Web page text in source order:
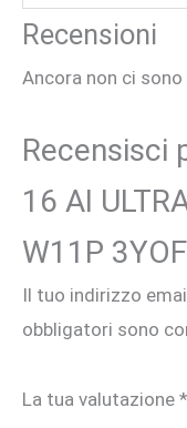
W11P
3YOFF
quantità
Recensioni
Ancora non ci sono
Recensisci
16 AI
W11P
Il tuo indirizzo
obbligatori sono
La tua valutazione *